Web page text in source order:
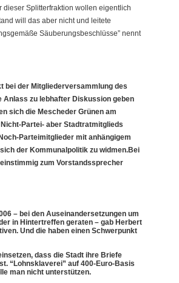
dieser Splitterfraktion wollen eigentlich
will das aber nicht und leitete
Säuberungsbeschlüsse” nennt
bei der Mitgliederversammlung des
Anlass zu lebhafter Diskussion geben
sich die Mescheder Grünen am
Partei- aber Stadtratmitglieds
Parteimitglieder mit anhängigem
der Kommunalpolitik zu widmen.Bei
zum Vorstandssprecher
– bei den Auseinandersetzungen um
in Hintertreffen geraten – gab Herbert
Und die haben einen Schwerpunkt
dass die Stadt ihre Briefe
“Lohnsklaverei” auf 400-Euro-Basis
man nicht unterstützen.